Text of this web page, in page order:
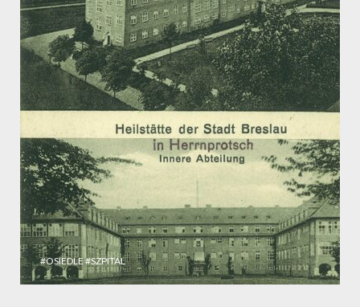
#OSIEDLE#SZPITAL